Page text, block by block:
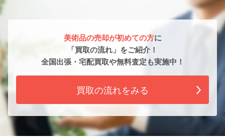
美術品の売却が初めての方に
「買取の流れ」をご紹介！
全国出張・宅配買取や無料査定も実施中！
買取の流れをみる